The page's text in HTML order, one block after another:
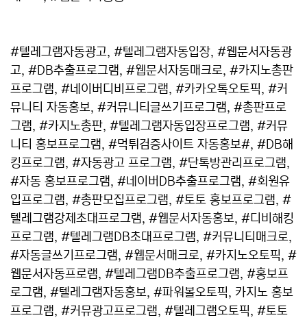
#텔레그램자동광고, #텔레그램자동입장, #웹문서자동광
고, #DB추출프로그램, #웹문서자동매크로, #카지노총판
프로그램, #네이버디비프로그램, #카카오톡오토픽, #커
뮤니티 자동홍보, #커뮤니티글쓰기프로그램, #총판프로
그램, #카지노총판, #텔레그램자동입장프로그램, #커뮤
니티 홍보프로그램, #먹튀검증사이트 자동홍보#, #DB해
킹프로그램, #자동광고 프로그램, #단톡방관리프로그램,
#자동 홍보프로그램, #네이버DB추출프로그램, #회원유
입프로그램, #총판모집프로그램, #토토 홍보프로그램, #
텔레그램강제초대프로그램, #웹문서자동홍보, #디비해킹
프로그램, #텔레그램DB초대프로그램, #커뮤니티매크로,
#자동글쓰기프로그램, #웹문서매크로, #카지노오토픽, #
웹문서자동프로램, #텔레그램DB추출프로그램, #홍보프
로그램, #텔레그램자동홍보, #파워볼오토픽, 카지노 홍보
프로그램, #커뮤광고프로그램, #텔레그램오토픽, #토토